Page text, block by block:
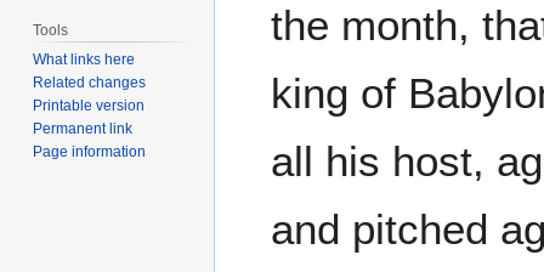
the month,
king of
all his host,
and pitched
Tools
What links here
Related changes
Printable version
Permanent link
Page information